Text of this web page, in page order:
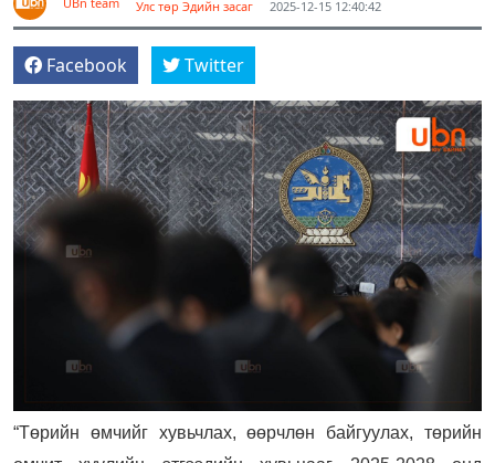
Улс төр Эдийн засаг 2025-12-15 12:40:42
Facebook Twitter
“Төрийн өмчийг хувьчлах, өөрчлөн байгуулах, төрийн